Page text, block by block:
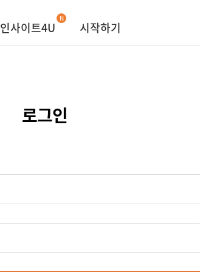
N
인사이트4U 시작하기
로그인